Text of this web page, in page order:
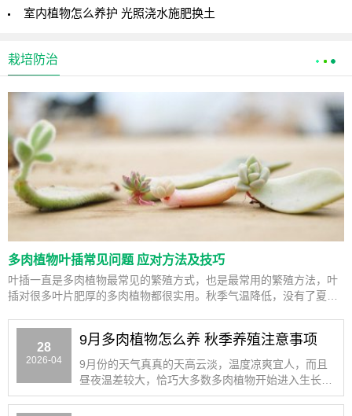
室内植物怎么养护 光照浇水施肥换土
栽培防治
多肉植物叶插常见问题 应对方法及技巧
叶插一直是多肉植物最常见的繁殖方式，也是最常用的繁殖方法，叶
插对很多叶片肥厚的多肉植物都很实用。秋季气温降低，没有了夏季
28
2026-04
9月多肉植物怎么养 秋季养殖注意事项
9月份的天气真真的天高云淡，温度凉爽宜人，而且
昼夜温差较大，恰巧大多数多肉植物开始进入生长旺
季。不过不同类型的